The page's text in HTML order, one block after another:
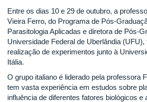
Entre os dias 10 e 29 de outubro, a
Vieira Ferro, do Programa de Pós-
Parasitologia Aplicadas e diretora de Pós-
Universidade Federal de Uberlândia
realização de experimentos junto à
Itália.
O grupo italiano é liderado pela professora
tem vasta experiência em estudos sobre
influência de diferentes fatores biológicos e